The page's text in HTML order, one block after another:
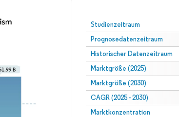
Studienzeitraum
Prognosedatenzeitraum
Historischer Datenzeitraum
Marktgröße (2025)
Marktgröße (2030)
CAGR (2025 - 2030)
Marktkonzentration